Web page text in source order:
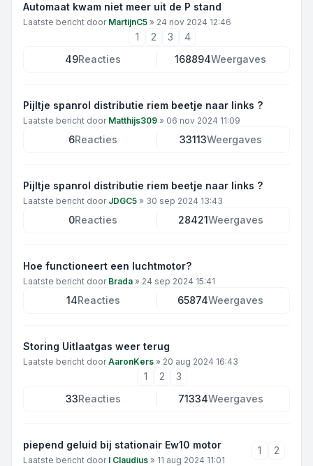
Automaat kwam niet meer uit de P stand
Laatste bericht door MartijnC5 » 24 nov 2024 12:46
1 2 3
4
49Reacties 168894Weergaves
Pijltje spanrol distributie riem beetje naar links ?
Laatste bericht door Matthijs309 » 06 nov 2024 11:09
6Reacties 33113Weergaves
Pijltje spanrol distributie riem beetje naar links ?
Laatste bericht door JDGC5 » 30 sep 2024 13:43
0Reacties 28421Weergaves
Hoe functioneert een luchtmotor?
Laatste bericht door Brada » 24 sep 2024 15:41
14Reacties 65874Weergaves
Storing Uitlaatgas weer terug
Laatste bericht doorAaronKers » 20 aug 2024 16:43
1 2
3
33Reacties 71334Weergaves
piepend geluid bij stationair Ew10 motor
Laatste bericht door I Claudius » 11 aug 2024 11:01
1 2